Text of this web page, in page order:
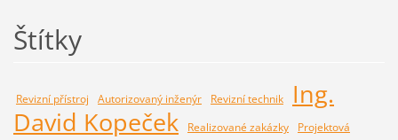
Štítky
Revizní přístroj Autorizovaný inženýr Revizní technik
Ing.
David Kopeček
Realizované zakázky
Projektová